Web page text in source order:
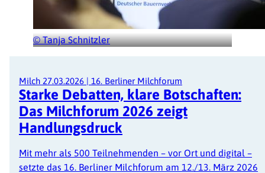
© Tanja Schnitzler
Milch 27.03.2026 | 16. Berliner Milchforum
Starke Debatten, klare Botschaften:
Das Milchforum 2026 zeigt
Handlungsdruck
Mit mehr als 500 Teilnehmenden – vor Ort und digital –
setzte das 16. Berliner Milchforum am 12./13. März 2026